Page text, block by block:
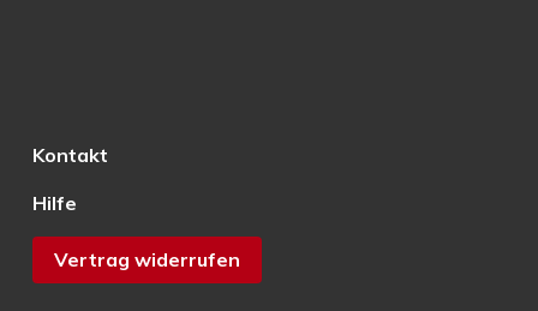
Kontakt
Hilfe
Vertrag widerrufen